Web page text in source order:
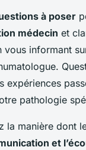
à poser
médecin et
vous informant
expériences
pathologie
la manière dont
et